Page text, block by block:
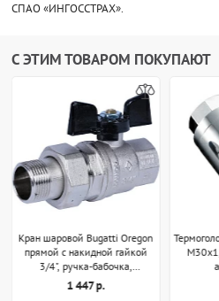
СПАО «ИНГОССТРАХ».
С ЭТИМ ТОВАРОМ ПОКУПАЮТ
Кран шаровой Bugatti Oregon
прямой с накидной гайкой
3/4", ручка-бабочка,
арт.03220032
1 447 р.